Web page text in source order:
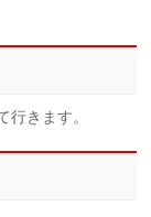
行きます。